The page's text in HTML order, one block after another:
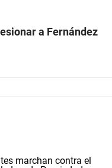
a Fernández